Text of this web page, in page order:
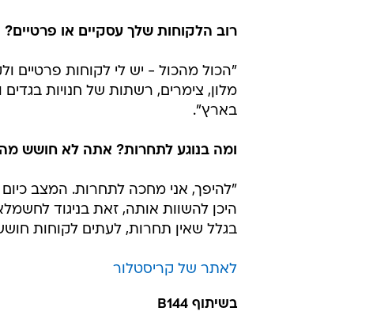
רוב הלקוחות שלך עסקיים או פרטיים?
"הכול מהכול - יש לי לקוחות פרטיים
מלון, צימרים, רשתות של חנויות בגדים
בארץ".
ומה בנוגע לתחרות? אתה לא חושש
"להיפך, אני מחכה לתחרות. המצב
היכן להשוות אותה, זאת בניגוד
בגלל שאין תחרות, לעתים לקוחות
לאתר של קריסטלור
בשיתוף B144